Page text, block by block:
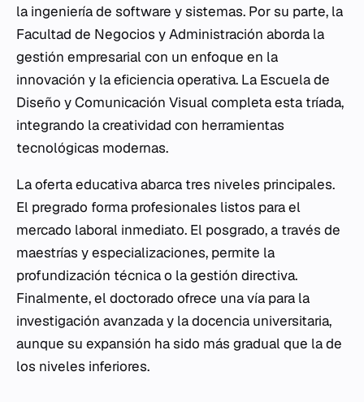
la ingeniería de software y sistemas. Por su parte, la
Facultad de Negocios y Administración aborda la
gestión empresarial con un enfoque en la
innovación y la eficiencia operativa. La Escuela de
Diseño y Comunicación Visual completa esta tríada,
integrando la creatividad con herramientas
tecnológicas modernas.
La oferta educativa abarca tres niveles principales.
El pregrado forma profesionales listos para el
mercado laboral inmediato. El posgrado, a través de
maestrías y especializaciones, permite la
profundización técnica o la gestión directiva.
Finalmente, el doctorado ofrece una vía para la
investigación avanzada y la docencia universitaria,
aunque su expansión ha sido más gradual que la de
los niveles inferiores.